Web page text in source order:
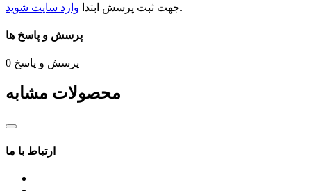
جهت ثبت پرسش ابتدا وارد سایت شوید .
پرسش و پاسخ ها
0 پرسش و پاسخ
محصولات مشابه
ارتباط با ما